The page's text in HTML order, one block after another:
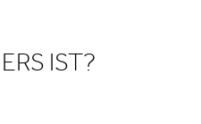
IST?